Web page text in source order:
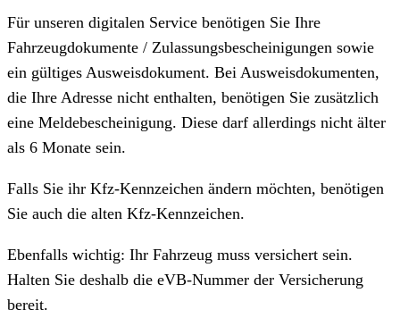
Für unseren digitalen Service benötigen Sie Ihre
Fahrzeugdokumente / Zulassungsbescheinigungen sowie
ein gültiges Ausweisdokument. Bei Ausweisdokumenten,
die Ihre Adresse nicht enthalten, benötigen Sie zusätzlich
eine Meldebescheinigung. Diese darf allerdings nicht älter
als 6 Monate sein.
Falls Sie ihr Kfz-Kennzeichen ändern möchten, benötigen
Sie auch die alten Kfz-Kennzeichen.
Ebenfalls wichtig: Ihr Fahrzeug muss versichert sein.
Halten Sie deshalb die eVB-Nummer der Versicherung
bereit.